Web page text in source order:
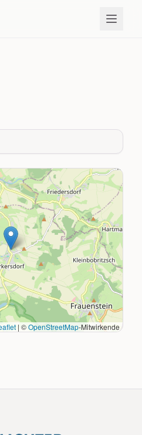
| ©OpenStreetMap-Mitwirkende